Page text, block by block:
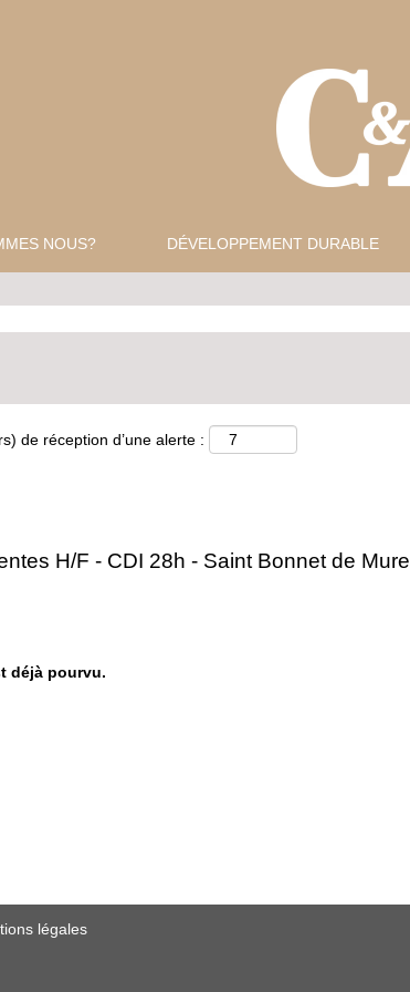
NOUS? DÉVELOPPEMENT DURABLE
de réception d’une alerte :
H/F - CDI 28h - Saint Bonnet de Mure
déjà pourvu.
légales